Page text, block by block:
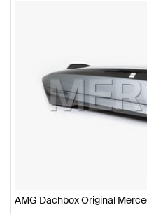
AMG Dachbox Original